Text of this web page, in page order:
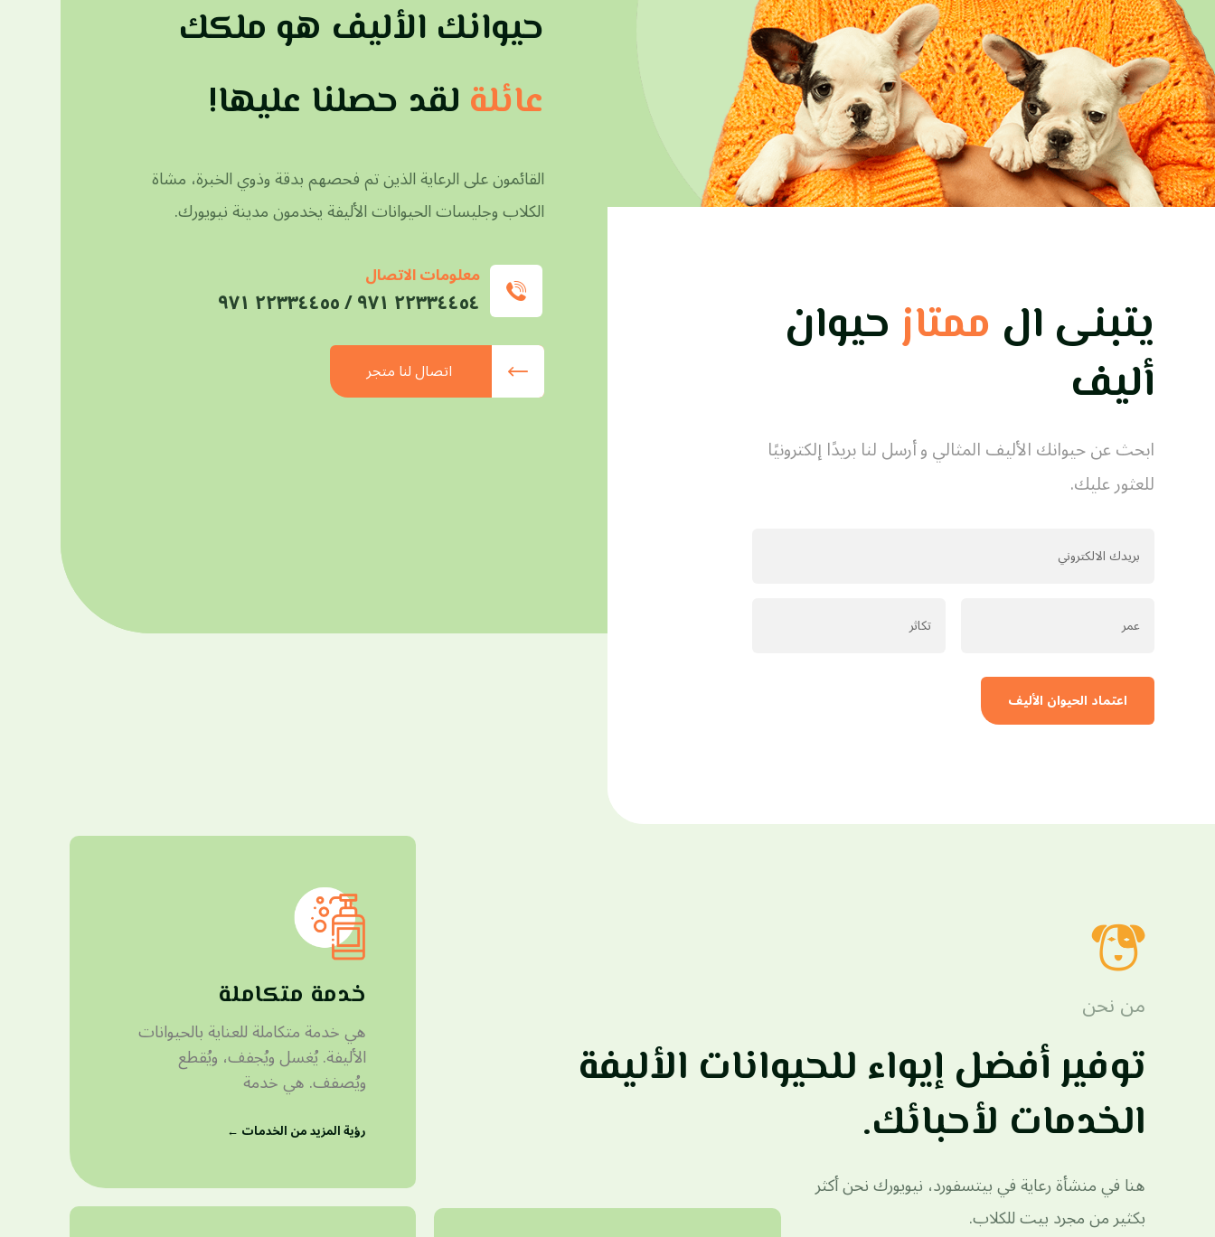
حيوانك الأليف هو ملكك
عائلة لقد حصلنا عليها!
القائمون على الرعاية الذين تم فحصهم بدقة وذوي الخبرة، مشاة
الكلاب وجليسات الحيوانات الأليفة يخدمون مدينة نيويورك.
معلومات الاتصال
٢٢٣٣٤٤٥٤ ٩٧١ / ٢٢٣٣٤٤٥٥ ٩٧١
اتصال لنا متجر
يتبنى ال ممتاز حيوان
أليف
ابحث عن حيوانك الأليف المثالي وأرسل لنا بريدًا إلكترونيًا
للعثور عليك.
من نحن
توفير أفضل إيواء للحيوانات الأليفة
الخدمات لأحبائك.
هنا في منشأة رعاية في بيتسفورد، نيويورك نحن أكثر
بكثير من مجرد بيت للكلاب.
خدمة متكاملة
هي خدمة متكاملة للعناية بالحيوانات
الأليفة. يُغسل ويُجفف، ويُقطع
ويُصفف. هي خدمة
رؤية المزيد من الخدمات ←